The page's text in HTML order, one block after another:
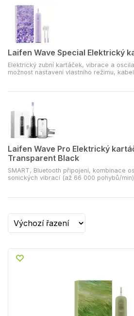
Laifen Wave Special Elektrický
Elektrický zubní kartáček, vibrace a
možnost nastavení vlastního režimu,
Laifen Wave Pro Elektrický
Transparent Black
SMART, Bluetooth připojení, kombinace
sonických vibrací (až 66 000 pohybů/
Deep Clean, 3 přednastavené intenzity,
úrovní vibrací, oscilace a rychlosti
nastavení délky čistění 1-5 min, IPX8
Reminder, Anti-splash, Quick Spin-Dry,
Ramp-Up, Lift-to-Wake, reporty čištění,
(2x900 mAh), součástí balení: 2x hlavice